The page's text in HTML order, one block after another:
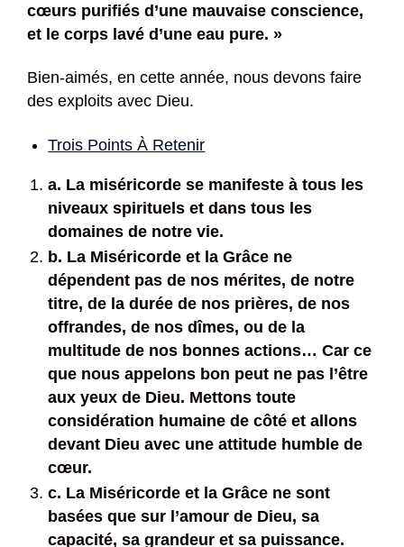
cœurs purifiés d’une mauvaise conscience,
et le corps lavé d’une eau pure. »
Bien-aimés, en cette année, nous devons faire
des exploits avec Dieu.
Trois Points À Retenir
a. La miséricorde se manifeste à tous les
niveaux spirituels et dans tous les
domaines de notre vie.
b. La Miséricorde et la Grâce ne
dépendent pas de nos mérites, de notre
titre, de la durée de nos prières, de nos
offrandes, de nos dîmes, ou de la
multitude de nos bonnes actions… Car ce
que nous appelons bon peut ne pas l’être
aux yeux de Dieu. Mettons toute
considération humaine de côté et allons
devant Dieu avec une attitude humble de
cœur.
c. La Miséricorde et la Grâce ne sont
basées que sur l’amour de Dieu, sa
capacité, sa grandeur et sa puissance.